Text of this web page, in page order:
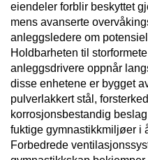
eiendeler forblir beskyttet
mens avanserte
anleggsledere om
Holdbarheten til
anleggsdrivere oppnår
disse enhetene er bygget
pulverlakkert stål,
korrosjonsbestandig
fuktige gymnastikkmiljøer i
Forbedrede